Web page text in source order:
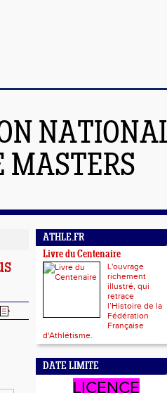
MASTERS
ATHLE.FR
Livre du Centenaire
L'ouvrage
richement
illustré, qui
retrace
l’Histoire de la
Fédération
Française
d'Athlétisme.
DATE LIMITE
LICENCE